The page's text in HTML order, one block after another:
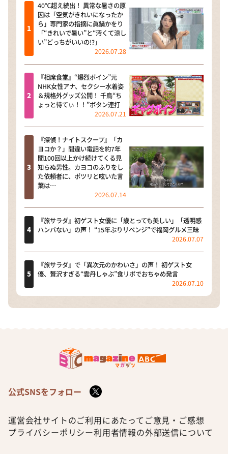
40℃超え続出！ 異常な暑さの原
因は「空気がきれいになったか
ら」専門家の指摘に眞鍋かをり
「“きれいで暑い”と“汚くて涼し
い”どっちがいいの!?」
2026.07.28
『相席食堂』“爆烈ボイン”元
NHK女性アナ、セクシー水着姿
＆規格外グッズ公開！ 千鳥“ち
ょっと待てぃ！！”ボタン連打
2026.07.21
『探偵！ナイトスクープ』「カ
ヨコか？」間違い電話を約7年
間100回以上かけ続けてくる見
知らぬ男性。カヨコのふりをし
た依頼者に、ポツリと呟いた言
葉は…
2026.07.14
『旅サラダ』初ゲスト女優に「歳とっても美しい」「透明感
ハンパない」の声！ “15年ぶりリベンジ”で福岡グルメ三昧
2026.07.07
『旅サラダ』で「異次元のかわいさ」の声！ 初ゲスト女
優、贅沢すぎる“雲丹しゃぶ”食リポでおちゃめ発言
2026.07.10
公式SNSをフォロー
運営会社サイトのご利用にあたって ご意見・ご感想
プライバシーポリシー利用者情報の外部送信について